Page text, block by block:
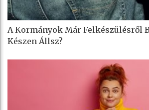
A Kormányok Már Felkészülésről
Készen Állsz?